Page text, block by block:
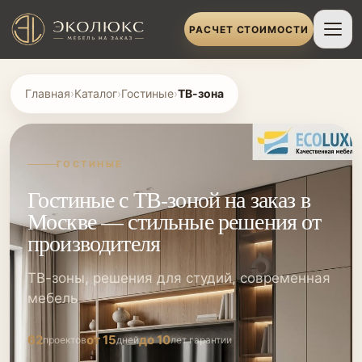
РАСЧЕТ СТОИМОСТИ
Главная›Каталог›Гостиные›ТВ-зона
ГОСТИНЫЕ
Гостиные с ТВ-зоной на заказ в
Москве — стильные решения от
производителя
ТВ-зоны, решения для студий, современная
мебель
62проектовот 15днейдо 10лет гарантии